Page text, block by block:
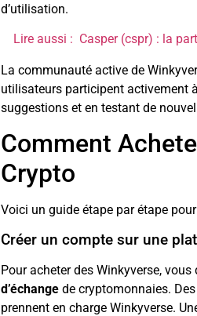
d’utilisation.
Lire aussi : Casper (cspr) : la
La communauté active de
utilisateurs participent activement
suggestions et en testant de
Comment
Crypto
Voici un guide étape par étape
Créer un compte sur une
Pour acheter des Winkyverse,
d’échangede cryptomonnaies.
prennent en charge Winkyverse.